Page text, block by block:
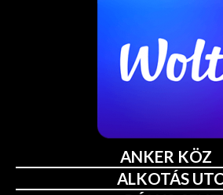
ANKER KÖZ
ALKOTÁS